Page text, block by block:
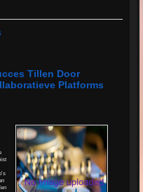
Tillen Door
Platforms